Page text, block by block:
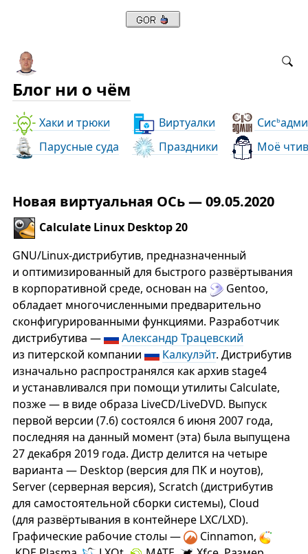
Блог ни о чём
Хаки и трюки Виртуалки Сись
Парусные суда
Праздники Моё
Новая виртуальная ОСь — 09.05.2020
Calculate Linux Desktop 20
GNU/Linux-дистрибутив, предназначенный
и оптимизированный для быстрого развёртывания
в корпоративной среде, основан на
Gentoo,
обладает многочисленными предварительно
сконфигурированными функциями. Разработчик
дистрибутива —
Александр Трацевский
из питерской компании
Калкулэйт. Дистрибутив
изначально распространялся как архив stage4
и устанавливался при помощи утилиты Calculate,
позже — в виде образа LiveCD/LiveDVD. Выпуск
первой версии (7.6) состоялся 6 июня 2007 года,
последняя на данный момент (эта) была выпущена
27 декабря 2019 года. Дистр делится на четыре
варианта — Desktop (версия для ПК и ноутов),
Server (серверная версия), Scratch (дистрибутив
для самостоятельной сборки системы), Cloud
(для развёртывания в контейнере LXC/LXD).
Графические рабочие столы —
Cinnamon,